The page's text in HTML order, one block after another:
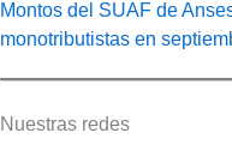
Montos del SUAF de
monotributistas en
Nuestras redes